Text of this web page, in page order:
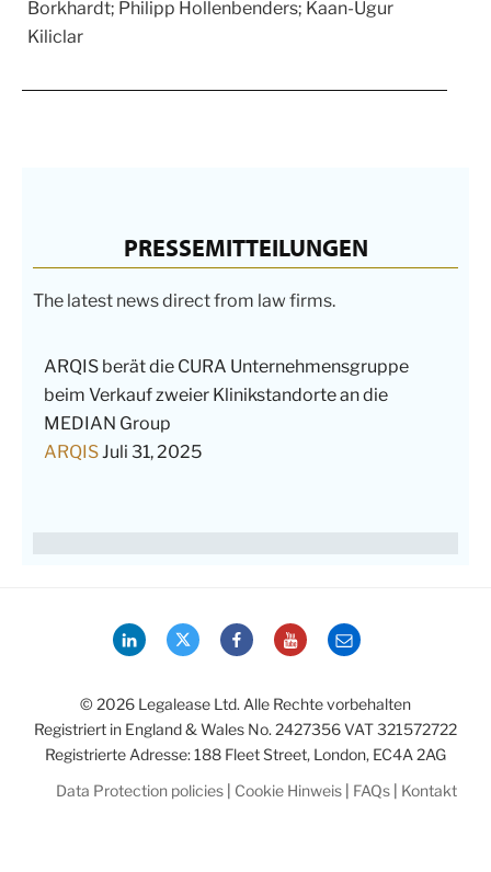
Borkhardt; Philipp Hollenbenders; Kaan-Ugur
Kiliclar
PRESSEMITTEILUNGEN
The latest news direct from law firms.
ARQIS berät die CURA Unternehmensgruppe
beim Verkauf zweier Klinikstandorte an die
MEDIAN Group
ARQISJuli 31, 2025
LinkedInTwitter FacebookYouTubeEmail
© 2026 Legalease Ltd. Alle Rechte vorbehalten
Registriert in England & Wales No. 2427356 VAT 321572722
Registrierte Adresse: 188 Fleet Street, London, EC4A 2AG
Data Protection policies
Cookie Hinweis FAQs Kontakt